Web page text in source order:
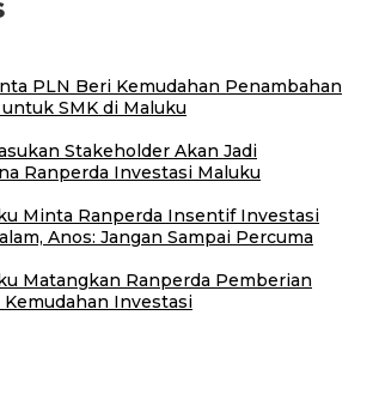
PLN Beri Kemudahan Penambahan
SMK di Maluku
Stakeholder Akan Jadi
Ranperda Investasi Maluku
Minta Ranperda Insentif Investasi
Anos: Jangan Sampai Percuma
Matangkan Ranperda Pemberian
Investasi